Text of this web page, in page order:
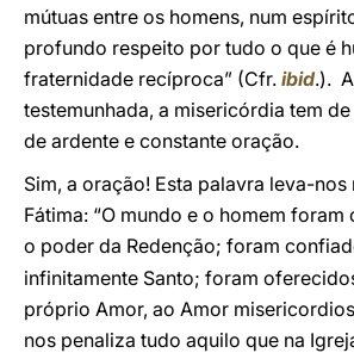
mútuas entre os homens, num
profundo respeito por tudo o que é
fraternidade recíproca” (Cfr. ibid.).
testemunhada, a misericórdia tem
de ardente e constante oração.
Sim, a oração! Esta palavra leva-nos
Fátima: “O mundo e o homem
o poder da Redenção; foram
infinitamente Santo; foram
próprio Amor, ao Amor
nos penaliza tudo aquilo que na